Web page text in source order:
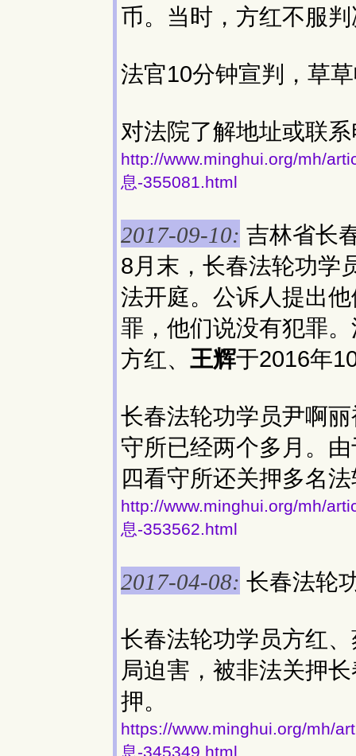
币。当时，方红不服
法官10分钟宣判，草
对法院了解地址或联
http://www.minghui.org/mh/
息-355081.html
2017-09-10: 吉林省长
8月末，长春法轮功学
法开庭。公诉人提出
罪，他们说没有犯罪
方红、 王辉于2016年
长春法轮功学员尹啊
守所已经两个多月。
四看守所还关押多名
http://www.minghui.org/mh/
息-353562.html
2017-04-08: 长春法轮
长春法轮功学员方红
局迫害，被非法关押
押。
https://www.minghui.org/mh/
息-345349.html